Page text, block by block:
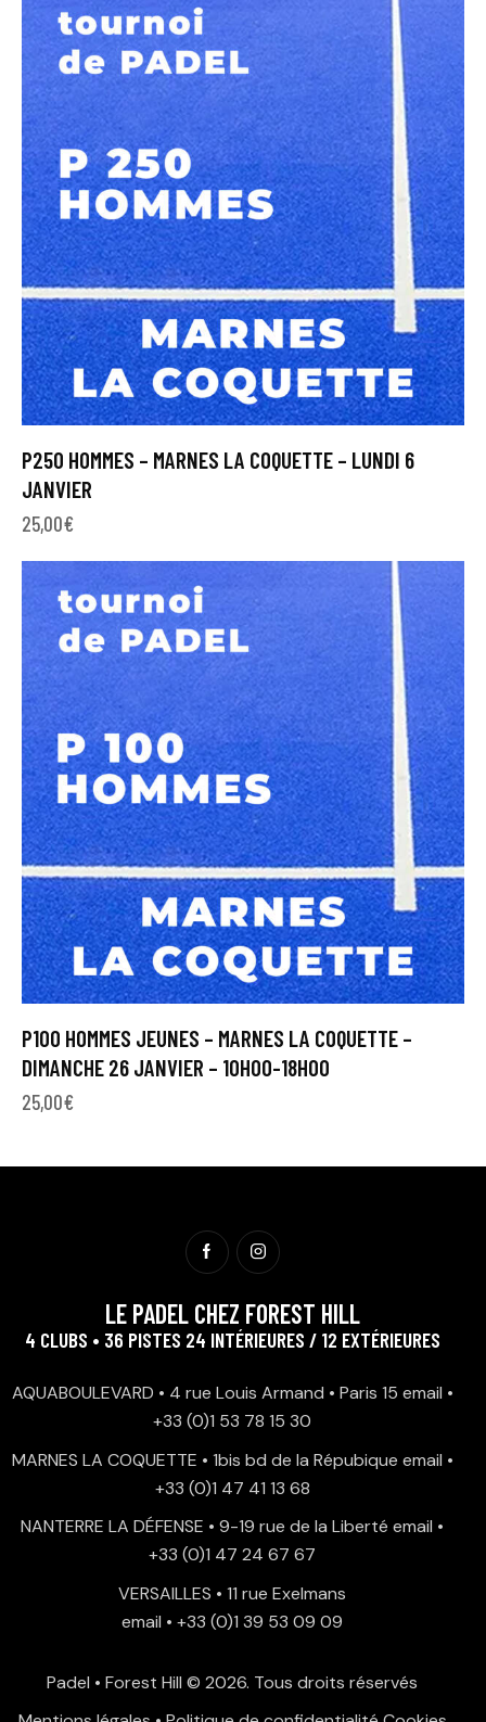
P250 HOMMES – MARNES LA COQUETTE – LUNDI 6
JANVIER
25,00€
P100 HOMMES JEUNES – MARNES LA COQUETTE –
DIMANCHE 26 JANVIER – 10H00-18H00
25,00€
LE PADEL CHEZ FOREST HILL
4 CLUBS • 36 PISTES 24 INTÉRIEURES / 12 EXTÉRIEURES
AQUABOULEVARD • 4 rue Louis Armand • Paris 15 email •
+33 (0)1 53 78 15 30
MARNES LA COQUETTE • 1bis bd de la Répubique email •
+33 (0)1 47 41 13 68
NANTERRE LA DÉFENSE • 9-19 rue de la Liberté email •
+33 (0)1 47 24 67 67
VERSAILLES • 11 rue Exelmans
email • +33 (0)1 39 53 09 09
Padel • Forest Hill © 2026. Tous droits réservés